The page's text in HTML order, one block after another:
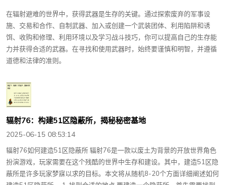
在辐射避难的世界中，获得武器是生存的关键。通过探索废弃的军事设
施、交易和合作、自制武器、加入或创建一个武装团体、利用陷阱和诱
饵、收购和修理、利用环境以及学习战斗技巧，你可以提高自己的生存能
力并获得合适的武器。在寻找和使用武器时，始终要谨慎和明智，并遵循
道德和法律的准则。
辐射76：构建51区隐蔽所，揭秘秘密基地
2025-06-15 08:53:14
辐射76如何建造51区隐蔽所 辐射76是一款以废土为背景的开放世界角色
扮演游戏，玩家需要在这个残酷的世界中生存和建设。其中，建造51区隐
蔽所是许多玩家梦寐以求的目标。本文将从随机8-20个方面详细阐述如何